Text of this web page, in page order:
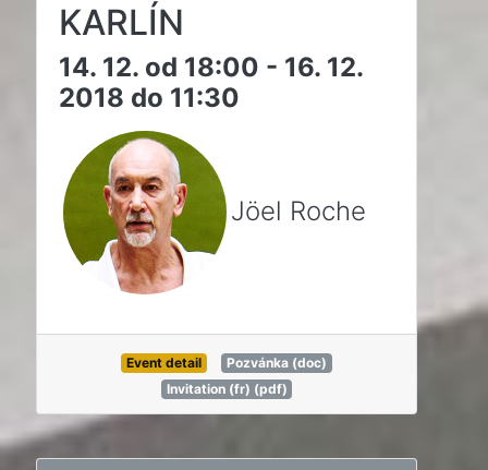
KARLÍN
14. 12. od 18:00 - 16. 12.
2018 do 11:30
Jöel Roche
Event detail
Pozvánka (doc)
Invitation (fr) (pdf)